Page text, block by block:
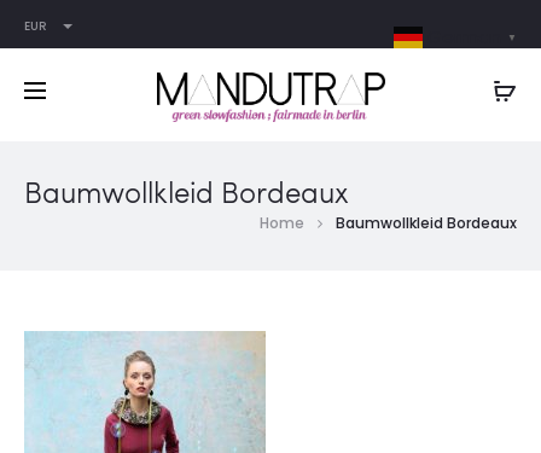
EUR
Baumwollkleid Bordeaux
Home Baumwollkleid Bordeaux
▼